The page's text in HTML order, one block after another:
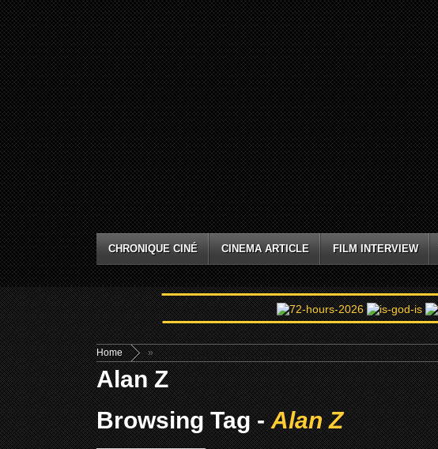
CHRONIQUE CINÉ CINEMA ARTICLE FILM INTERVIEW
Home »
Alan Z
Browsing Tag -Alan Z